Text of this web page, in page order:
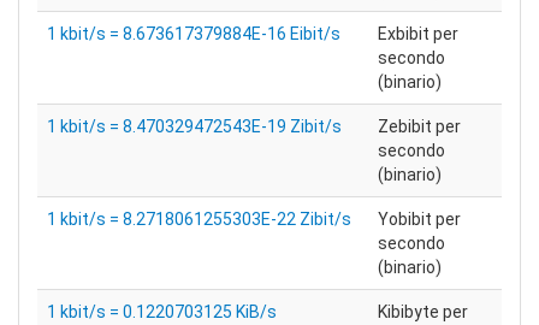
1 kbit/s = 8.673617379884E-16 Eibit/s
Exbibit per
secondo
(binario)
1 kbit/s = 8.470329472543E-19 Zibit/s
Zebibit per
secondo
(binario)
1 kbit/s = 8.2718061255303E-22 Zibit/s
Yobibit per
secondo
(binario)
1 kbit/s = 0.1220703125 KiB/s
Kibibyte per